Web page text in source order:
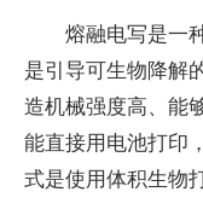
熔融电写是一
是引导可生物降解
造机械强度高、能
能直接用电池打印
式是使用体积生物